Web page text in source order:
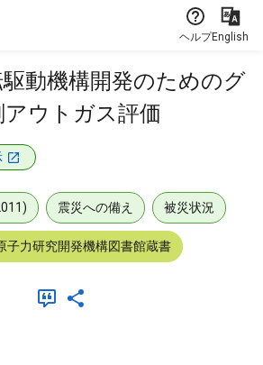
ヘルプEnglish
動機構開発のためのグ
アウトガス評価
震災への備え 被災状況
子力研究開発機構図書館蔵書